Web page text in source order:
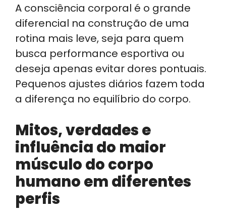
A consciência corporal é o grande
diferencial na construção de uma
rotina mais leve, seja para quem
busca performance esportiva ou
deseja apenas evitar dores pontuais.
Pequenos ajustes diários fazem toda
a diferença no equilíbrio do corpo.
Mitos, verdades e
influência do maior
músculo do corpo
humano em diferentes
perfis